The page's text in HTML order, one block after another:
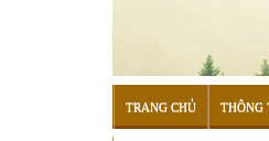
TRANG CHỦ THÔNG